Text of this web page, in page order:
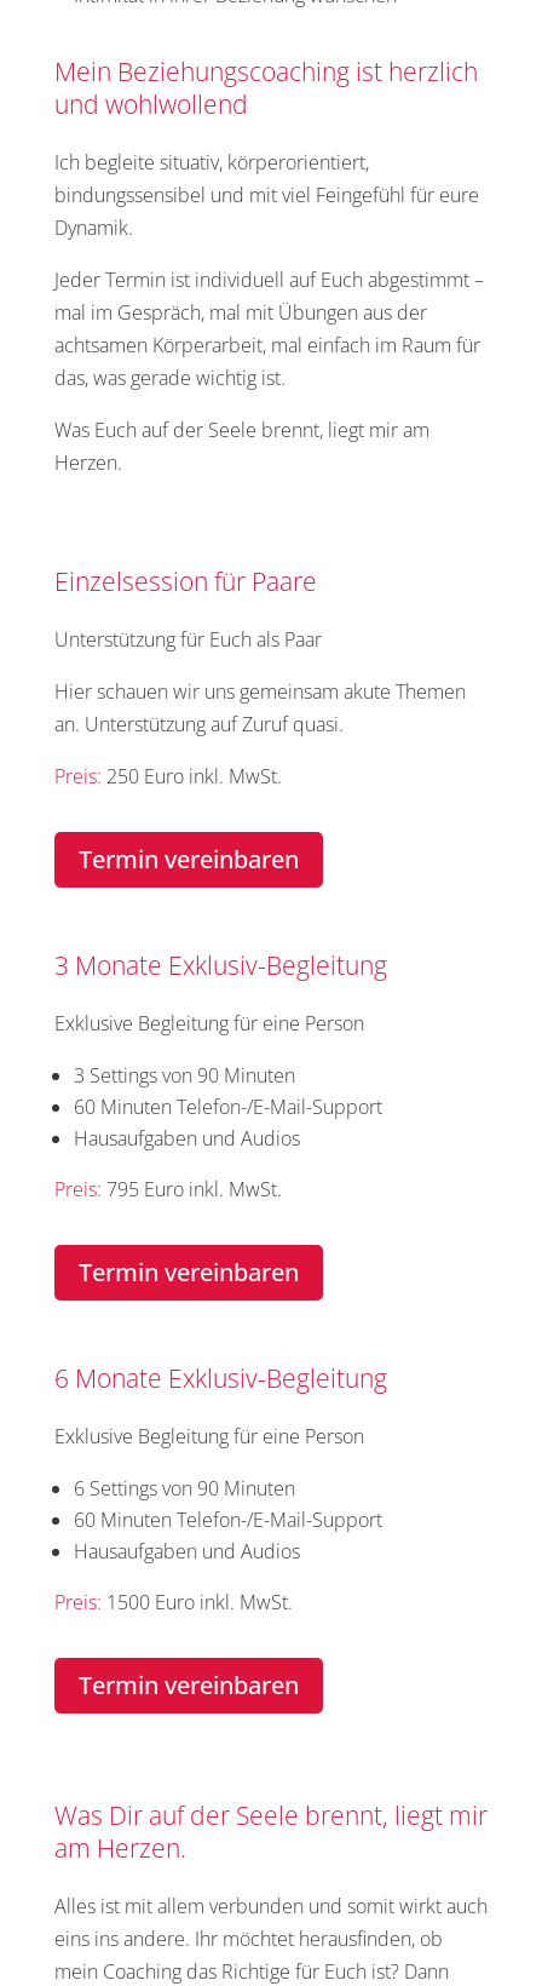
Mein Beziehungscoaching ist herzlich
und wohlwollend
Ich begleite situativ, körperorientiert,
bindungssensibel und mit viel Feingefühl für eure
Dynamik.
Jeder Termin ist individuell auf Euch abgestimmt –
mal im Gespräch, mal mit Übungen aus der
achtsamen Körperarbeit, mal einfach im Raum für
das, was gerade wichtig ist.
Was Euch auf der Seele brennt, liegt mir am
Herzen.
Einzelsession für Paare
Unterstützung für Euch als Paar
Hier schauen wir uns gemeinsam akute Themen
an. Unterstützung auf Zuruf quasi.
Preis: 250 Euro inkl. MwSt.
Termin vereinbaren
3 Monate Exklusiv-Begleitung
Exklusive Begleitung für eine Person
3 Settings von 90 Minuten
60 Minuten Telefon-/E-Mail-Support
Hausaufgaben und Audios
Preis: 795 Euro inkl. MwSt.
Termin vereinbaren
6 Monate Exklusiv-Begleitung
Exklusive Begleitung für eine Person
6 Settings von 90 Minuten
60 Minuten Telefon-/E-Mail-Support
Hausaufgaben und Audios
Preis: 1500 Euro inkl. MwSt.
Termin vereinbaren
Was Dir auf der Seele brennt, liegt mir
am Herzen.
Alles ist mit allem verbunden und somit wirkt auch
eins ins andere. Ihr möchtet herausfinden, ob
mein Coaching das Richtige für Euch ist? Dann